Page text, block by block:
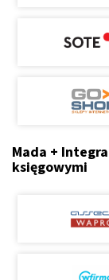
Mada +
księgowymi